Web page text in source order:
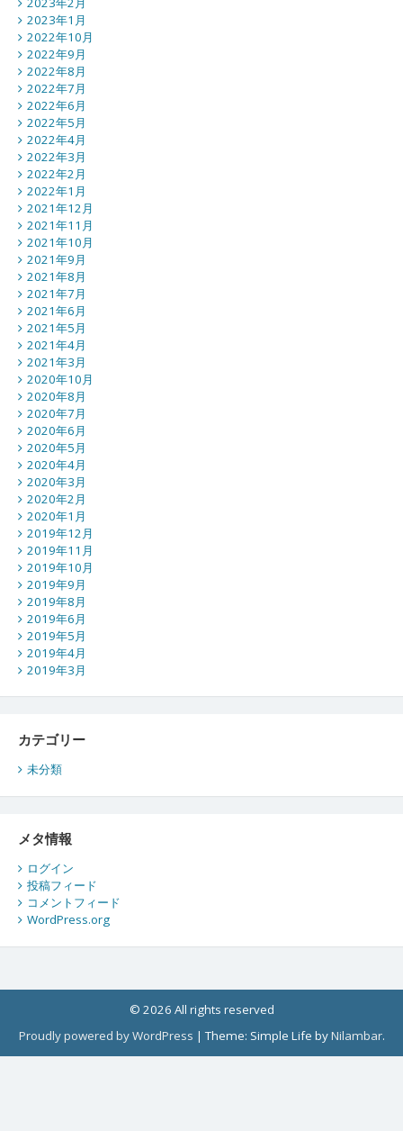
2023年1月
2022年10月
2022年9月
2022年8月
2022年7月
2022年6月
2022年5月
2022年4月
2022年3月
2022年2月
2022年1月
2021年12月
2021年11月
2021年10月
2021年9月
2021年8月
2021年7月
2021年6月
2021年5月
2021年4月
2021年3月
2020年10月
2020年8月
2020年7月
2020年6月
2020年5月
2020年4月
2020年3月
2020年2月
2020年1月
2019年12月
2019年11月
2019年10月
2019年9月
2019年8月
2019年6月
2019年5月
2019年4月
2019年3月
カテゴリー
未分類
メタ情報
ログイン
投稿フィード
コメントフィード
WordPress.org
© 2026 All rights reserved
Proudly powered by WordPress |Theme: Simple Life byNilambar.